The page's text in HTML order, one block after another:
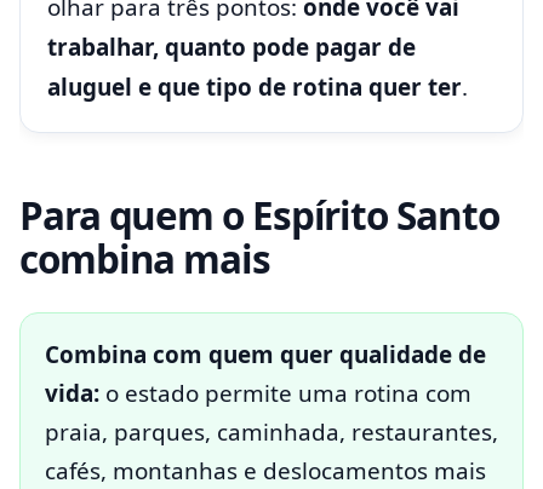
olhar para três pontos: onde você vai
trabalhar, quanto pode pagar de
aluguel e que tipo de rotina quer ter.
Para quem o Espírito Santo
combina mais
Combina com quem quer qualidade de
vida: o estado permite uma rotina com
praia, parques, caminhada, restaurantes,
cafés, montanhas e deslocamentos mais